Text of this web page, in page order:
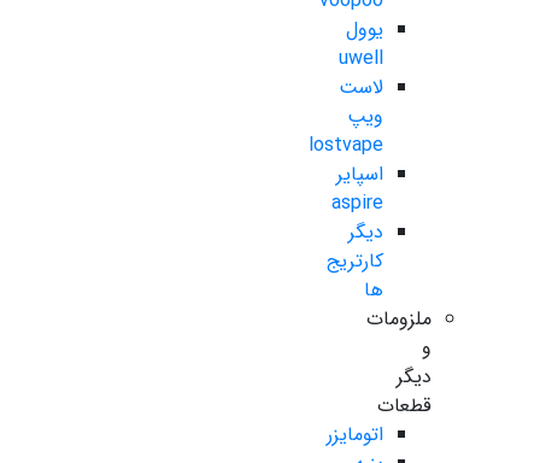
یوول
uwell
لاست
ویپ
lostvape
اسپایر
aspire
دیگر
کارتریج
ها
ملزومات
و
دیگر
قطعات
اتومایزر